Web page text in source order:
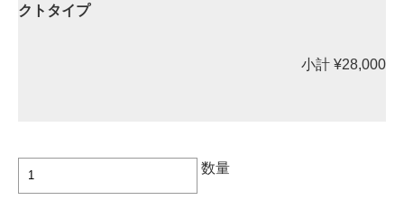
クトタイプ
小計 ¥28,000
数量
Panasonic